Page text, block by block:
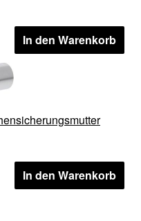
In den Warenkorb
In den Warenkorb